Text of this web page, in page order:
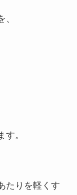
。
たりを軽くす